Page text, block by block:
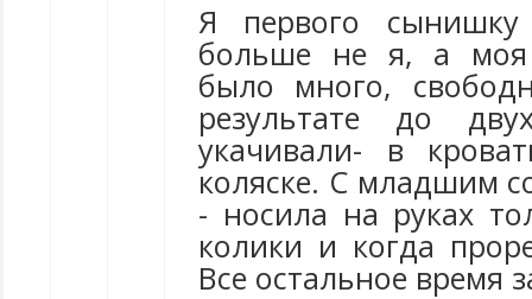
Я первого сынишку
больше не я, а
было много,
результате до
укачивали- в
коляске. С младшим
- носила на руках
колики и когда
Все остальное время